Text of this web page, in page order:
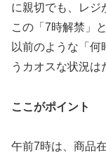
に親切でも、レジ
この「7時解禁」
以前のような「
うカオスな状況は
ここがポイント
午前7時は、商品